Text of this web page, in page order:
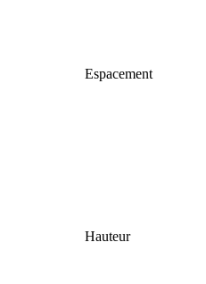
Espacement
Hauteur